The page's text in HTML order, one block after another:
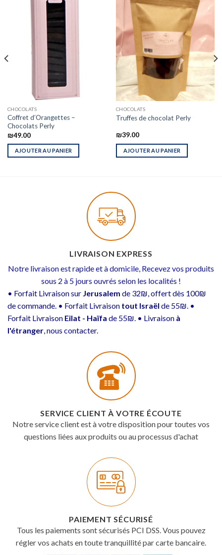
CHOCOLATS
Coffret d’Orangettes –
Chocolats Perly
₪49.00
AJOUTER AU PANIER
CHOCOLATS
Truffes de chocolat Perly
₪39.00
AJOUTER AU PANIER
LIVRAISON EXPRESS
Notre livraison est rapide et à domicile, Recevez vos produits
sous 2 à 5 jours ouvrés selon les localités !
• Forfait Livraison sur Jerusalem de 32₪, offert dès 100₪
de commande. • Forfait Livraison tout Israël de 55₪. •
Forfait Livraison Eilat - Haïfa de 55₪. • Livraison à
l'étranger, nous contacter.
SERVICE CLIENT À VOTRE ÉCOUTE
Notre service client est à votre disposition pour toutes vos
questions liées aux produits ou au processus d'achat
PAIEMENT SÉCURISÉ
Tous les paiements sont sécurisés PCI DSS. Vous pouvez
régler vos achats en toute tranquillité par carte bancaire.